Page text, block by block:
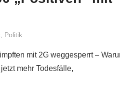
, Politik
mit 2G weggesperrt –
mehr Todesfälle,